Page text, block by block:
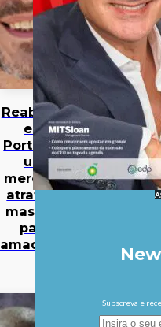
Reabilitar
em
Portugal:
um
mercado
atrativo,
mas não
para
amadores
Subscreva e